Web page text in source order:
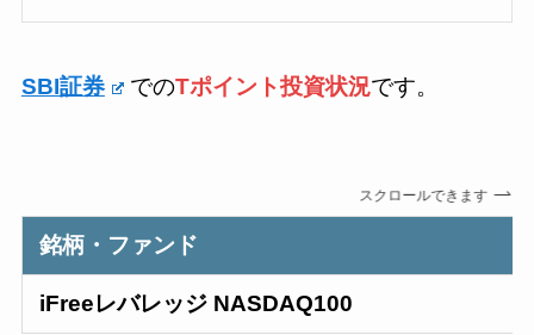
SBI証券 でのTポイント投資状況です。
スクロールできます
銘柄・ファンド
iFreeレバレッジ NASDAQ100